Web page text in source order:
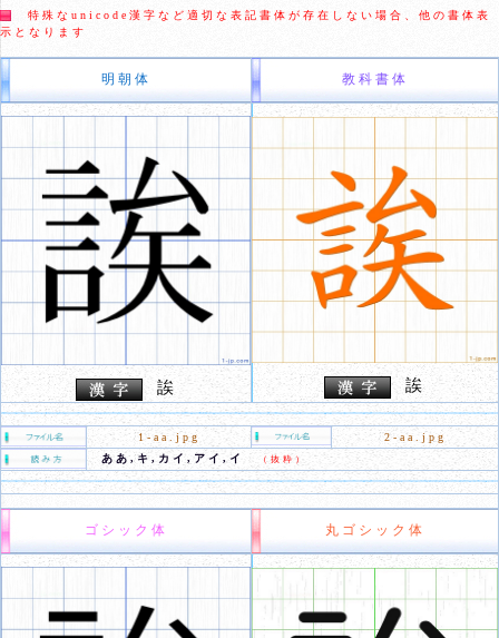
特殊なunicode漢字など適切な表記書体が存在しない場合、他の書体表
示となります
明朝体 教科書体
誒 誒
1-aa.jpg
2-aa.jpg
ああ,キ,カイ,アイ,イ
（抜粋）
ゴシック体 丸ゴシック体